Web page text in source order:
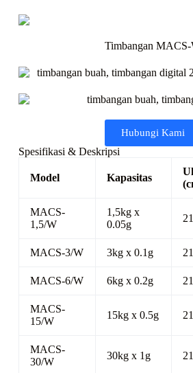
Timbangan
Hubungi Kami
Spesifikasi & Deskripsi
Model Kapasitas
MACS-
1,5/W
1,5kg x
0.05g
MACS-3/W 3kg x 0.1g
MACS-6/W 6kg x 0.2g
MACS-
15/W
15kg x 0.5g
MACS-
30/W
30kg x 1g